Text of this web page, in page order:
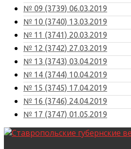
№ 09 (3739) 06.03.2019
№ 10 (3740) 13.03.2019
№ 11 (3741) 20.03.2019
№ 12 (3742) 27.03.2019
№ 13 (3743) 03.04.2019
№ 14 (3744) 10.04.2019
№ 15 (3745) 17.04.2019
№ 16 (3746) 24.04.2019
№ 17 (3747) 01.05.2019